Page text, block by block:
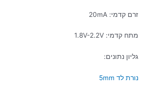
זרם קדמי: 20mA
מתח קדמי: 1.8V-2.2V
גליון נתונים:
נורת לד 5mm